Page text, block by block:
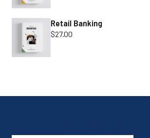
Retail Banking
$27.00